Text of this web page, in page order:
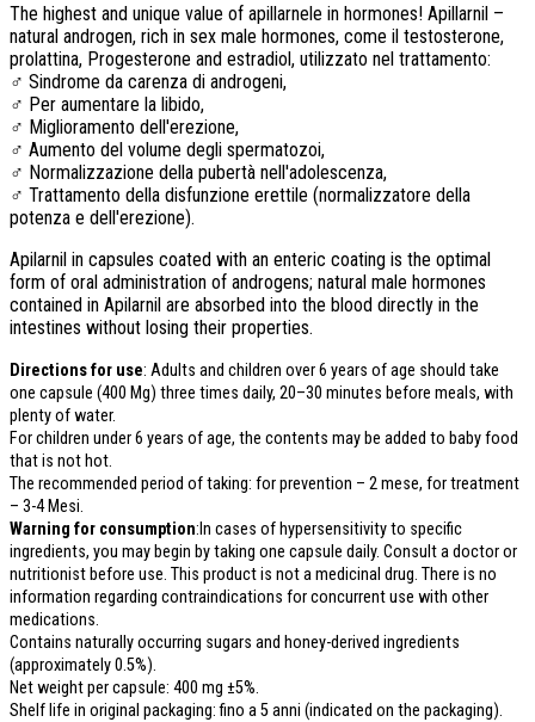
The highest and unique value of apillarnele in hormones! Apillarnil –
natural androgen, rich in sex male hormones, come il testosterone,
prolattina, Progesterone and estradiol, utilizzato nel trattamento:
♂ Sindrome da carenza di androgeni,
♂ Per aumentare la libido,
♂ Miglioramento dell'erezione,
♂ Aumento del volume degli spermatozoi,
♂ Normalizzazione della pubertà nell'adolescenza,
♂ Trattamento della disfunzione erettile (normalizzatore della
potenza e dell'erezione).
Apilarnil in capsules coated with an enteric coating is the optimal
form of oral administration of androgens; natural male hormones
contained in Apilarnil are absorbed into the blood directly in the
intestines without losing their properties.
Directions for use: Adults and children over6 years of age should take
one capsule (400 Mg) three times daily, 20–30 minutes before meals, with
plenty of water.
For children under6 years of age, the contents may be added to baby food
that is not hot.
The recommended period of taking: for prevention – 2 mese, for treatment
– 3-4 Mesi.
Warning for consumption: In cases of hypersensitivity to specific
ingredients, you may begin by taking one capsule daily. Consult a doctor or
nutritionist before use. This product is not a medicinal drug. There is no
information regarding contraindications for concurrent use with other
medications.
Contains naturally occurring sugars and honey-derived ingredients
(approximately0.5%).
Net weight per capsule: 400 mg ±5%.
Shelf life in original packaging: fino a 5 anni (indicated on the packaging).